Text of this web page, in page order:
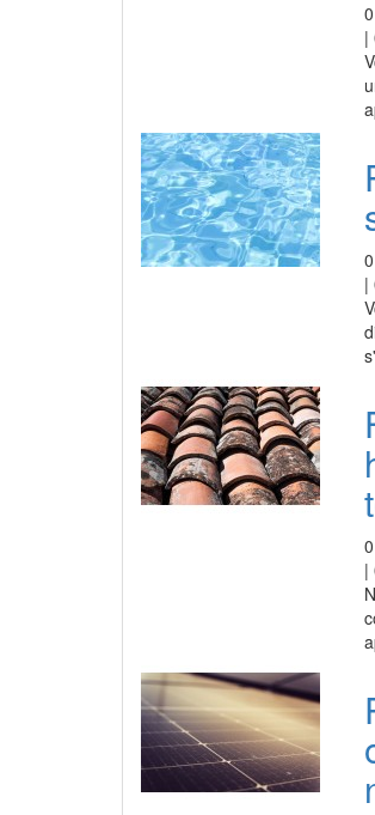
0
|
0
|
0
|